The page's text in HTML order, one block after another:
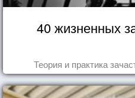
40 жизненных
Теория и практика